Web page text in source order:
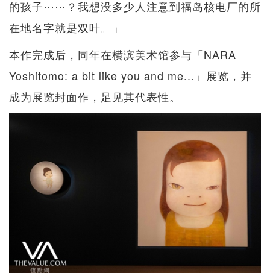
的孩子⋯⋯？我想没多少人注意到福岛核电厂的所
在地名字就是双叶。」
本作完成后，同年在横滨美术馆参与「NARA
Yoshitomo: a bit like you and me...」展览，并
成为展览封面作，足见其代表性。